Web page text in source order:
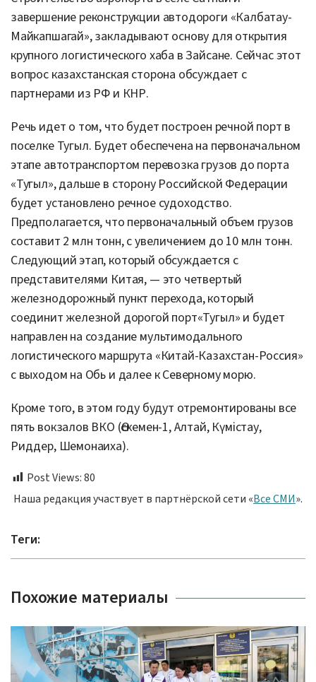
завершение реконструкции автодороги «Калбатау-
Майкапшагай», закладывают основу для открытия
крупного логистического хаба в Зайсане. Сейчас этот
вопрос казахстанская сторона обсуждает с
партнерами из РФ и КНР.
Речь идет о том, что будет построен речной порт в
поселке Тугыл. Будет обеспечена на первоначальном
этапе автотранспортом перевозка грузов до порта
«Тугыл», дальше в сторону Российской Федерации
будет установлено речное судоходство.
Предполагается, что первоначальный объем грузов
составит 2 млн тонн, с увеличением до 10 млн тонн.
Следующий этап, который обсуждается с
представителями Китая, — это четвертый
железнодорожный пункт перехода, который
соединит железной дорогой порт«Тугыл» и будет
направлен на создание мультимодального
логистического маршрута «Китай-Казахстан-Россия»
с выходом на Обь и далее к Северному морю.
Кроме того, в этом году будут отремонтированы все
пять вокзалов ВКО (Өскемен-1, Алтай, Күмістау,
Риддер, Шемонаиха).
Post Views:80
Наша редакция участвует в партнёрской сети «Все СМИ».
Теги:
Похожие материалы